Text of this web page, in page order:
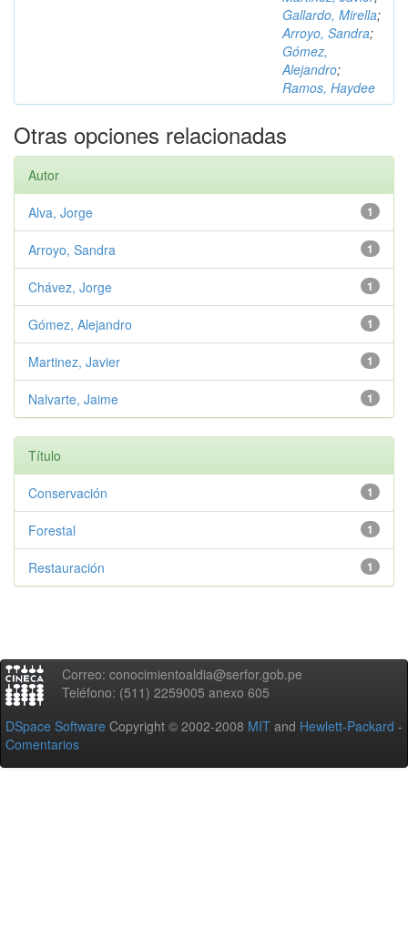
Gallardo, Mirella;
Arroyo, Sandra;
Gómez,
Alejandro;
Ramos, Haydee
Otras opciones relacionadas
Autor
1
Alva, Jorge
1
Arroyo, Sandra
1
Chávez, Jorge
1
Gómez, Alejandro
1
Martinez, Javier
1
Nalvarte, Jaime
Título
1
Conservación
1
Forestal
1
Restauración
Correo: conocimientoaldia@serfor.gob.pe
Teléfono: (511) 2259005 anexo 605
DSpace Software Copyright © 2002-2008 MIT and Hewlett-Packard -
Comentarios